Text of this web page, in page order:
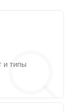
и типы